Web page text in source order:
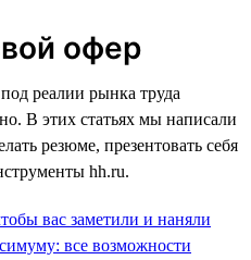
офер
реалии рынка труда
В этих статьях мы написали
резюме, презентовать себя
hh.ru.
вас заметили и наняли
все возможности